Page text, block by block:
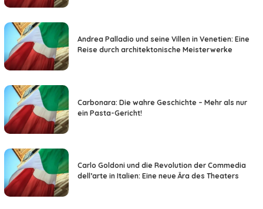
Andrea Palladio und seine Villen in Venetien: Eine
Reise durch architektonische Meisterwerke
Carbonara: Die wahre Geschichte – Mehr als nur
ein Pasta-Gericht!
Carlo Goldoni und die Revolution der Commedia
dell’arte in Italien: Eine neue Ära des Theaters